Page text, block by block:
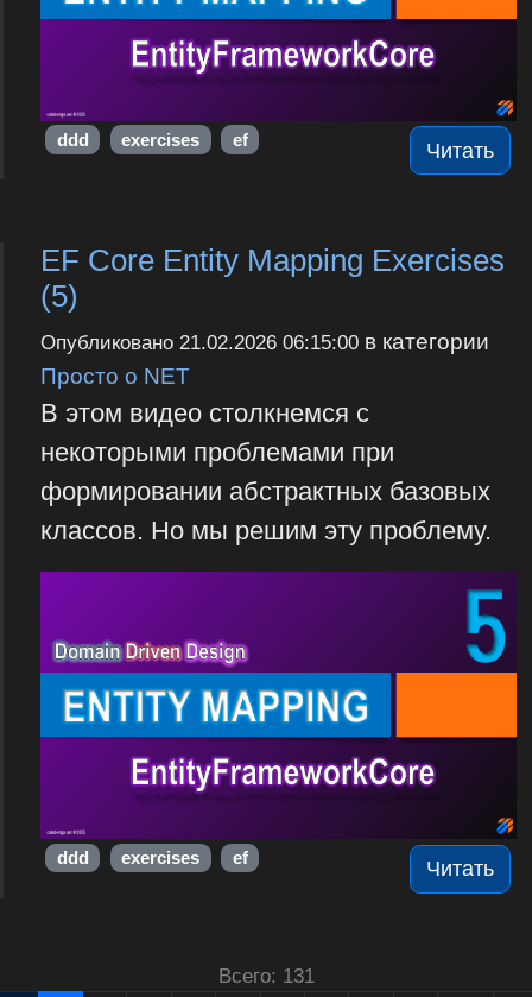
Читать
ddd exercises ef
EF Core Entity Mapping Exercises
(5)
Опубликовано 21.02.2026 06:15:00в категории
Просто о NET
В этом видео столкнемся с
некоторыми проблемами при
формировании абстрактных базовых
классов. Но мы решим эту проблему.
Читать
ddd exercises ef
Всего: 131